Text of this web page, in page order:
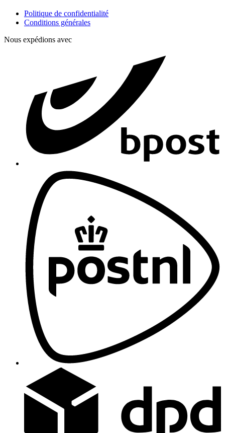
Politique de confidentialité
Conditions générales
Nous expédions avec